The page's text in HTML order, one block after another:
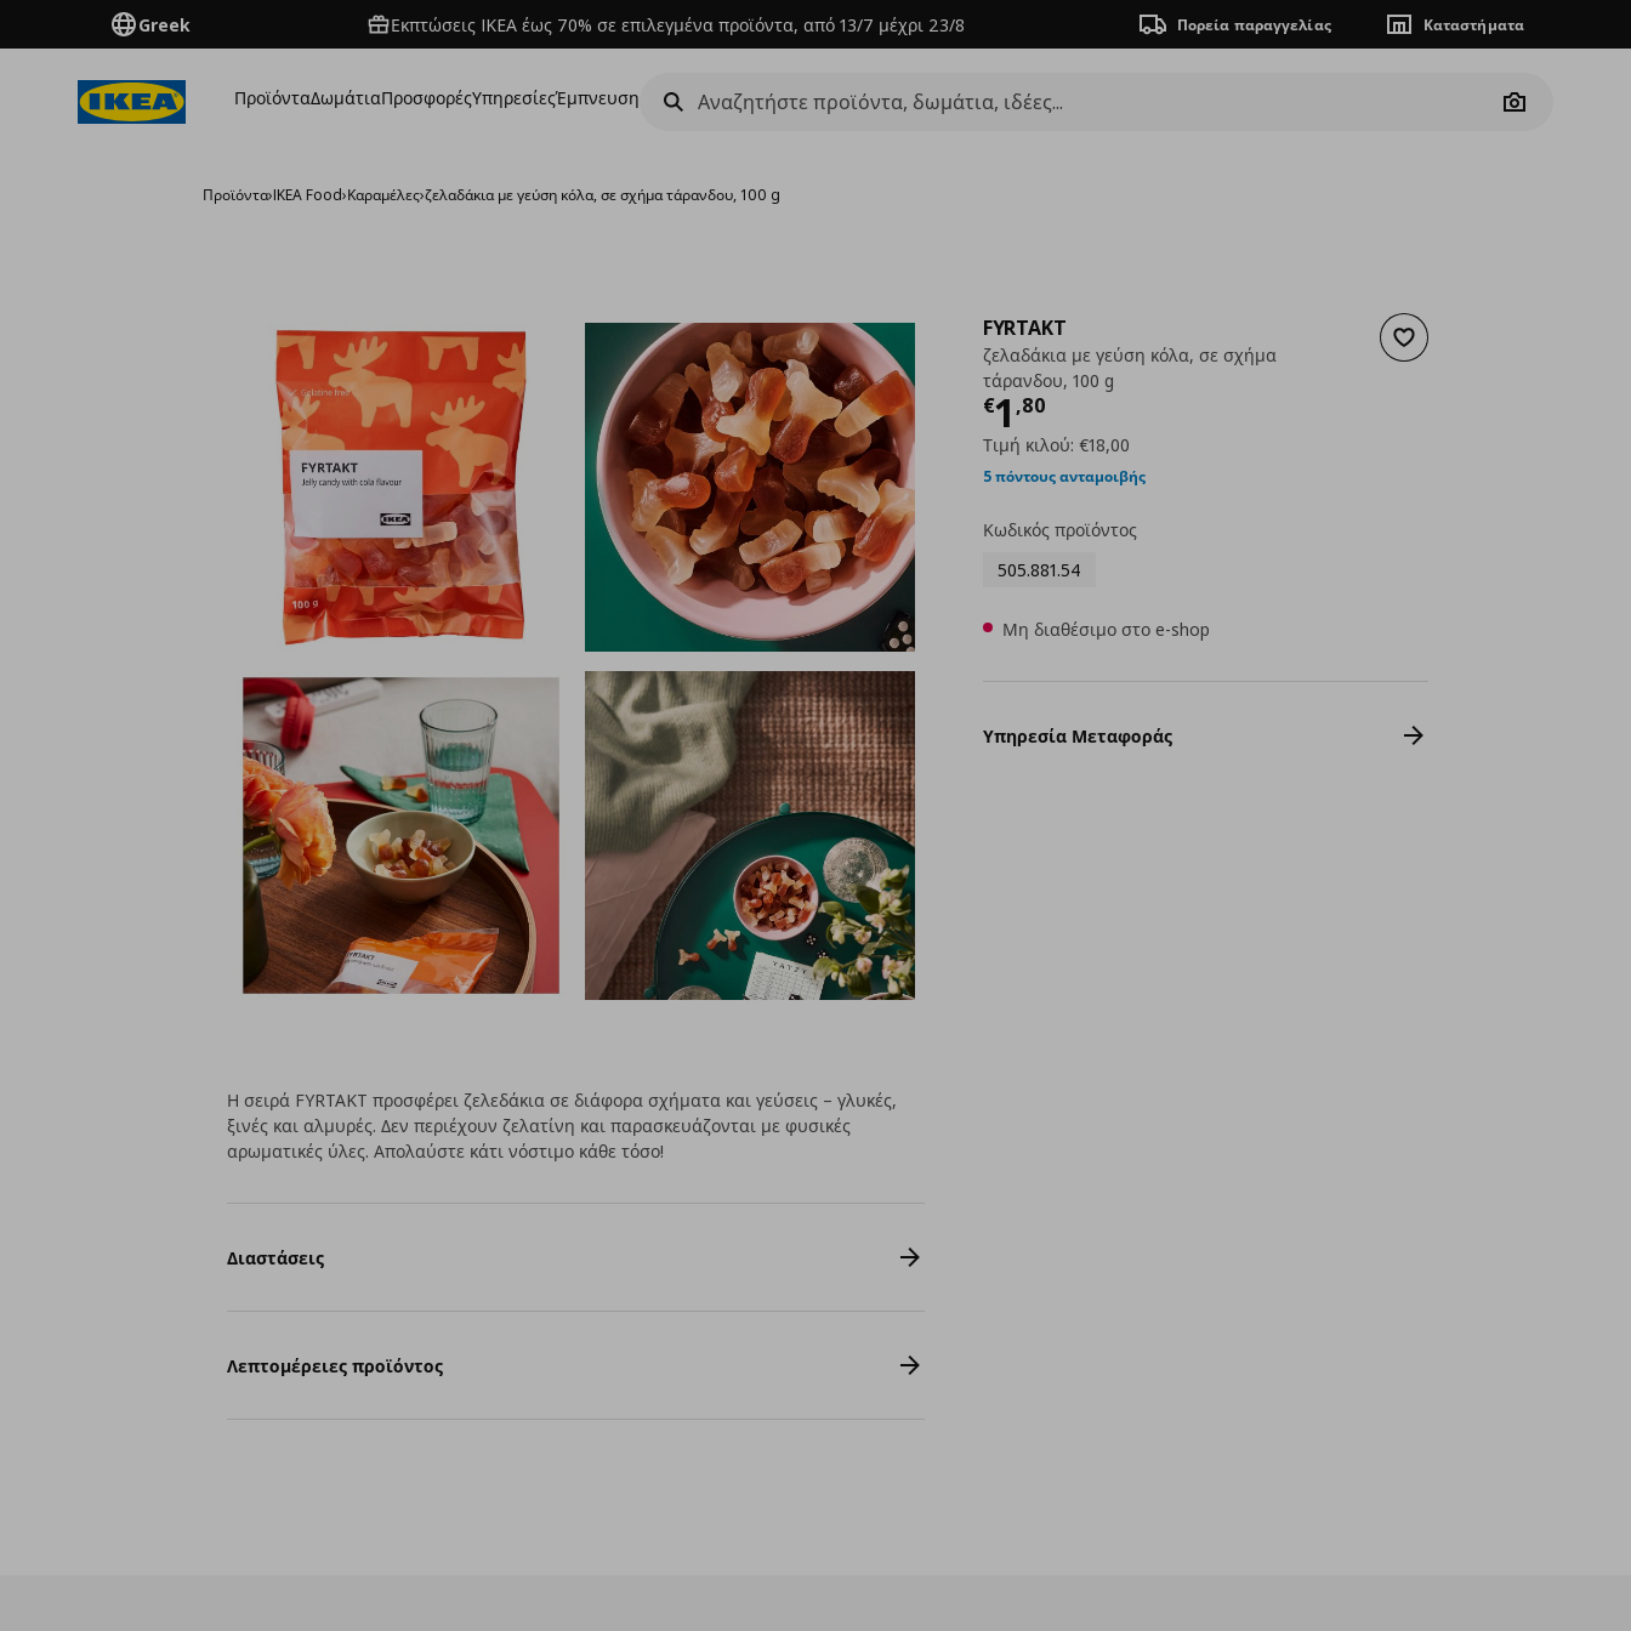
Greek Εκπτώσεις IKEA έως 70% σε επιλεγμένα προϊόντα, από 13/7 μέχρι 23/8 Πορεία παραγγελίας Καταστήματα
ΠροϊόνταΔωμάτιαΠροσφορέςΥπηρεσίεςΈμπνευση
Camera
Προϊόντα›IKEA Food›Καραμέλες›ζελαδάκια με γεύση κόλα, σε σχήμα τάρανδου, 100 g
Προσθήκη στα αγαπημένα
FYRTAKT
ζελαδάκια με γεύση κόλα, σε σχήμα
τάρανδου, 100 g
€1 ,80
Τρέχουσα τιμή
Τιμή κιλού: €18,00
5 πόντους ανταμοιβής
Κωδικός προϊόντος
505.881.54
Μη διαθέσιμο στο e-shop
Υπηρεσία Μεταφοράς
Η σειρά FYRTAKT προσφέρει ζελεδάκια σε διάφορα σχήματα και γεύσεις – γλυκές,
ξινές και αλμυρές. Δεν περιέχουν ζελατίνη και παρασκευάζονται με φυσικές
αρωματικές ύλες. Απολαύστε κάτι νόστιμο κάθε τόσο!
Διαστάσεις
Λεπτομέρειες προϊόντος